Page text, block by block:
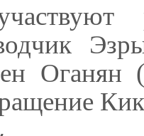
Оганян